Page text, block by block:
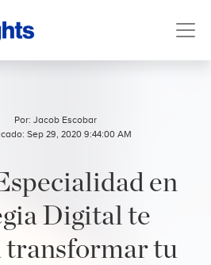
Por: Jacob Escobar
Sep 29, 2020 9:44:00 AM
en
Digital te
transformar tu